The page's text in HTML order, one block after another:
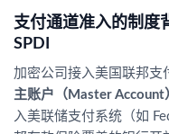
支付通道准入的制度
SPDI
加密公司接入美国联邦支
主账户（Master Account
入美联储支付系统（如